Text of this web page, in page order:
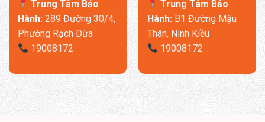
Trung Tâm Bảo
Hành:289 Đường 30/4,
Phường Rạch Dừa
19008172
Trung Tâm Bảo
Hành:B1 Đường Mậu
Thân, Ninh Kiều
19008172